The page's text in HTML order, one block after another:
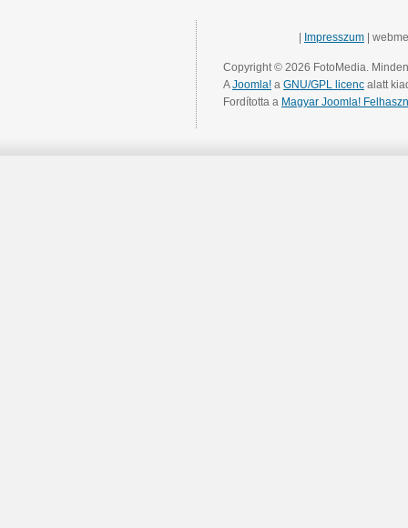
Impresszum |
Copyright © 2026 FotoMedia.
AJoomla! a GNU/GPL licenc alatt
Fordította a Magyar Joomla!